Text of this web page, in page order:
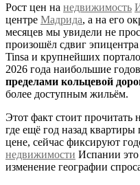
Рост цен на недвижимость
центре Мадрида, а на его
месяцев мы увидели не
произошёл сдвиг
Tinsa и крупнейших
2026 года наибольшие
пределами кольцевой
более доступным жильём.
Этот факт стоит прочитать
где ещё год назад
цене, сейчас фиксируют
недвижимости Испании
изменение географии